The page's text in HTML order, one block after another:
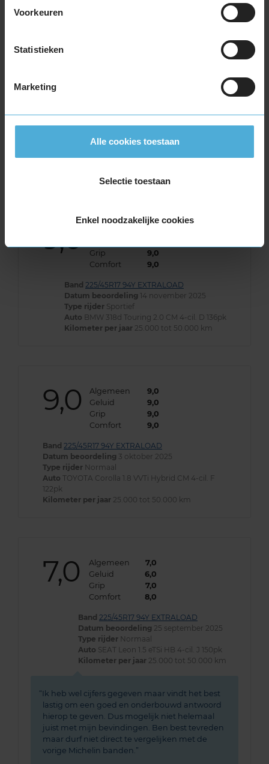
Voorkeuren
Statistieken
Marketing
Alle cookies toestaan
Selectie toestaan
Enkel noodzakelijke cookies
10,0
Band 225/45R17 94Y EXTRALOAD
Type rijderNormaal
Auto VW Golf Sportsvan 1.4 TSi HB 4-cil. B 150pk
9,0
Grip
9,0
Comfort
9,0
Band 225/45R17 94Y EXTRALOAD
Datum beoordeling 14 november 2025
Type rijder Sportief
Auto BMW 318d Touring 2.0 CM 4-cil. D 136pk
Kilometer per jaar 25.000 tot 50.000 km
9,0 Algemeen
9,0
Geluid
9,0
Grip
9,0
Comfort
9,0
Band 225/45R17 94Y EXTRALOAD
Datum beoordeling 3 oktober 2025
Type rijder Normaal
Auto TOYOTA Corolla 1.8 VVTi Hybrid CM 4-cil. F
122pk
Kilometer per jaar 25.000 tot 50.000 km
7,0 Algemeen
7,0
Geluid
6,0
Grip
7,0
Comfort
8,0
Band 225/45R17 94Y EXTRALOAD
Datum beoordeling 25 september 2025
Type rijder Normaal
Auto SEAT Leon 1.5 eTSi HB 4-cil. J 150pk
Kilometer per jaar 25.000 tot 50.000 km
Ik heb wel cijfers gegeven maar vindt het best
lastig om een goed en onderbouwd antwoord
hierop te geven. Dus mogelijk niet helemaal
juist met mijn bevindingen. Ben best tevreden
maar durf niet direct te vergelijken met de
vorige Michelin banden.